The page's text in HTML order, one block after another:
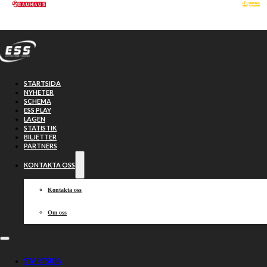
Hoppa till huvudinnehåll
STARTSIDA
NYHETER
SCHEMA
ESS PLAY
LAGEN
STATISTIK
BILJETTER
PARTNERS
KONTAKTA OSS
Kontakta oss
Om oss
STARTSIDA
Lindgrens